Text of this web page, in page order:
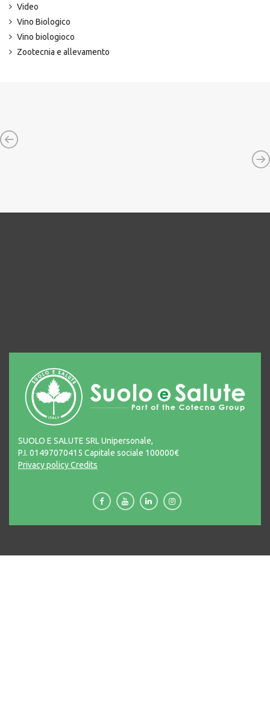
Video
Vino Biologico
Vino biologioco
Zootecnia e allevamento
SUOLO E SALUTE SRL Unipersonale,
P.I. 01497070415 Capitale sociale 100000€
Privacy policyCredits